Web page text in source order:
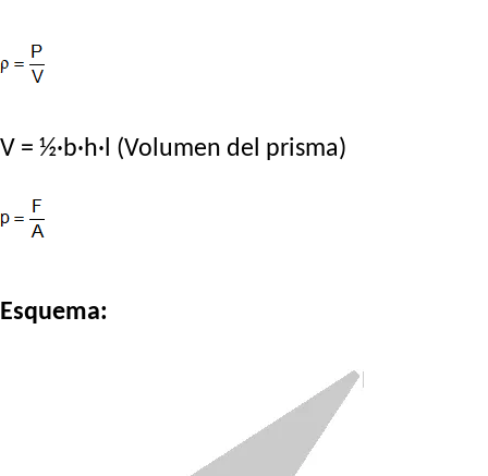
V = ½·b·h·l (Volumen del prisma)
Esquema: